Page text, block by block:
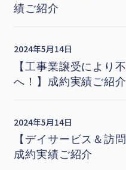
績ご紹介
2024年5月14日
【工事業譲受により
へ！】成約実績ご紹介
2024年5月14日
【デイサービス＆訪
成約実績ご紹介